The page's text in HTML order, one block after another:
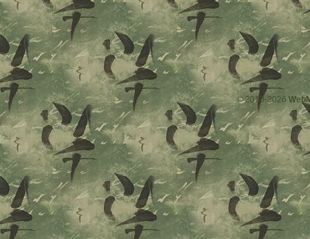
© 2010-2026